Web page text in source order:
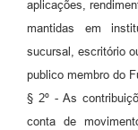
aplicações,
mantidas em
sucursal, escritório
publico membro do
§ 2º - As
conta de